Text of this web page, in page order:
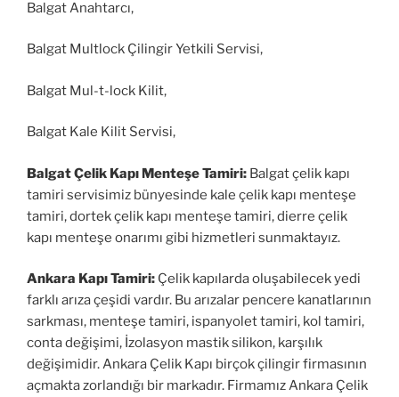
Balgat Anahtarcı,
Balgat Multlock Çilingir Yetkili Servisi,
Balgat Mul-t-lock Kilit,
Balgat Kale Kilit Servisi,
Balgat Çelik Kapı Menteşe Tamiri: Balgat çelik kapı
tamiri servisimiz bünyesinde kale çelik kapı menteşe
tamiri, dortek çelik kapı menteşe tamiri, dierre çelik
kapı menteşe onarımı gibi hizmetleri sunmaktayız.
Ankara Kapı Tamiri: Çelik kapılarda oluşabilecek yedi
farklı arıza çeşidi vardır. Bu arızalar pencere kanatlarının
sarkması, menteşe tamiri, ispanyolet tamiri, kol tamiri,
conta değişimi, İzolasyon mastik silikon, karşılık
değişimidir. Ankara Çelik Kapı birçok çilingir firmasının
açmakta zorlandığı bir markadır. Firmamız Ankara Çelik